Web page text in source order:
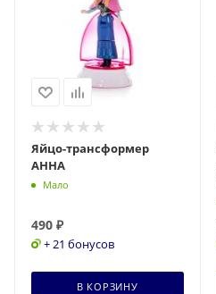
Яйцо-трансформер
АННА
Мало
490 ₽
+ 21 бонусов
В КОРЗИНУ